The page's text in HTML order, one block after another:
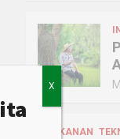
PERIKANAN
X